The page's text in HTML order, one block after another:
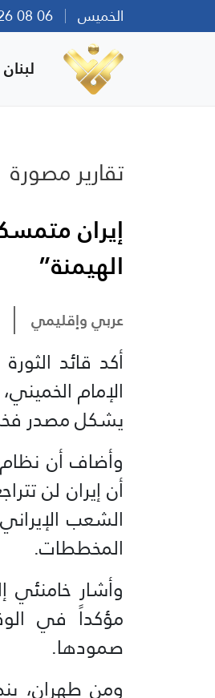
الخميس
لبنان
تقارير مصورة
إيران
الهيمنة”
عربي وإقليمي
أكد قائد
الإمام
يشكل مصدر
وأضاف أن
أن إيران لن
الشعب
المخططات.
وأشار خامنئي
مؤكداً في
صمودها.
ومن طهران،